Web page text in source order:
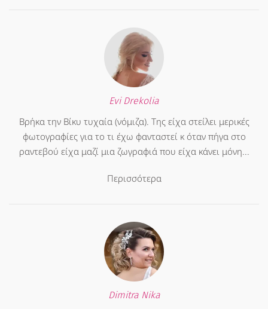
Evi Drekolia
Βρήκα την Βίκυ τυχαία (νόμιζα). Της είχα στείλει μερικές
φωτογραφίες για το τι έχω φανταστεί κ όταν πήγα στο
ραντεβού είχα μαζί μια ζωγραφιά που είχα κάνει μόνη...
Περισσότερα
Dimitra Nika